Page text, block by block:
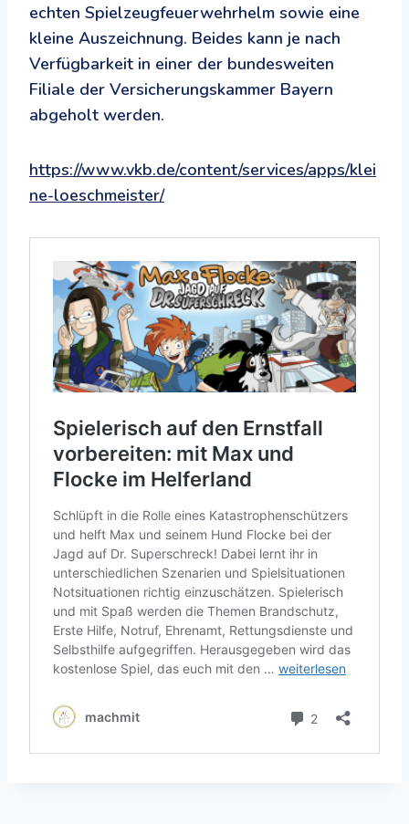
echten Spiel­zeug­feuer­wehr­helm sowie eine
kleine Auszeich­nung. Beides kann je nach
Verfügbarkeit in einer der bundesweiten
Filiale der Versicherungskammer Bayern
abgeholt werden.
https://www.vkb.de/content/services/apps/klei
ne-loeschmeister/